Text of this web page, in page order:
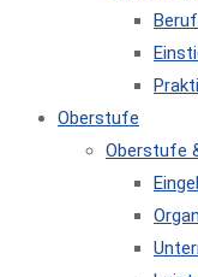
Oberstufe
Oberstufe